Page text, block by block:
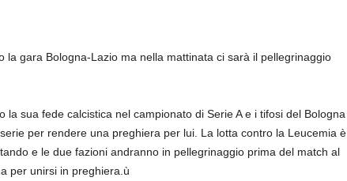
la gara Bologna-Lazio ma nella mattinata ci sarà il pellegrinaggio
la sua fede calcistica nel campionato di Serie A e i tifosi del Bologna
per rendere una preghiera per lui. La lotta contro la Leucemia è
e le due fazioni andranno in pellegrinaggio prima del match al
per unirsi in preghiera.ù